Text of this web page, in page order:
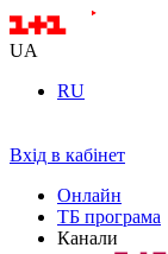
UA
RU
Вхід в кабінет
Онлайн
ТБ програма
Канали